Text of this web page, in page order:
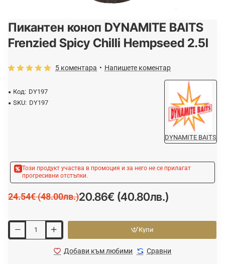
-15%
Пикантен коноп DYNAMITE BAITS
Frenzied Spicy Chilli Hempseed 2.5l
Код: DY197
SKU: DY197
DYNAMITE BAITS
5 коментара • Напишете коментар
Този продукт участва в промоция и за него не се прилагат
прогресивни отстъпки.
20.86€ (40.80лв.)
24.54€ (48.00лв.)
Купи
Добави към любими Сравни